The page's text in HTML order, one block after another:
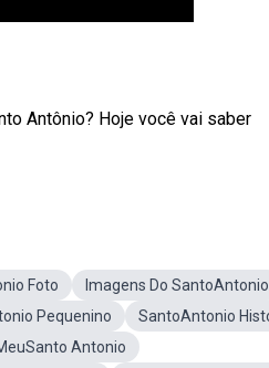
Antônio? Hoje você vai saber
Foto
Imagens Do SantoAntonio
Pequenino
SantoAntonio
Antonio